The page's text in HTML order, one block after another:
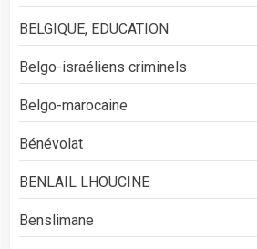
BELGIQUE, EDUCATION
Belgo-israéliens criminels
Belgo-marocaine
Bénévolat
BENLAIL LHOUCINE
Benslimane